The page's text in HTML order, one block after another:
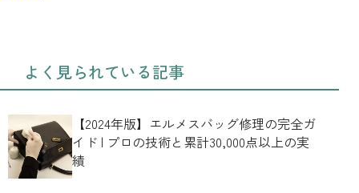
よく見られている記事
【2024年版】エルメスバッグ修理の完全ガ
イド | プロの技術と累計30,000点以上の実
績